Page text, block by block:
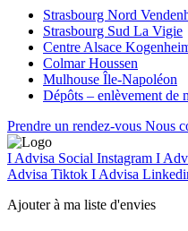
Strasbourg Nord
Strasbourg Sud La Vigie
Centre Alsace
Colmar Houssen
Mulhouse Île-Napoléon
Dépôts – enlèvement de
Prendre un rendez-vous Nous
I Advisa Social Instagram I
Advisa Tiktok I Advisa
Ajouter à ma liste d'envies